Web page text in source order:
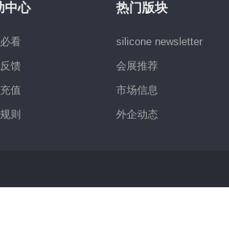
中心
看
馈
值
则
热门版块
silicone newsletter
会展推荐
市场信息
外企动态